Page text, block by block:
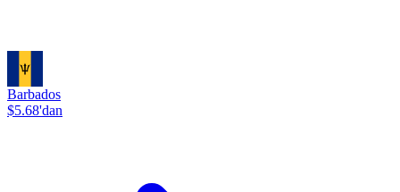
Barbados
$5.68'dan